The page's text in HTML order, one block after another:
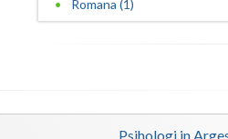
Neamt
Salaj
Romana (1)
Psihologi in